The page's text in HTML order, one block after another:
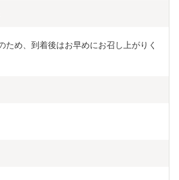
ため、到着後はお早めにお召し上がりく